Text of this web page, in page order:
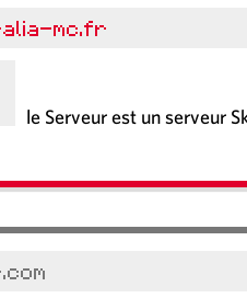
mc.fr
le Serveur est un serveur